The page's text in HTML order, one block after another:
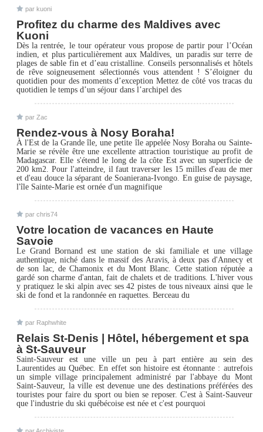
par kuoni
Profitez du charme des Maldives avec
Kuoni
Dès la rentrée, le tour opérateur vous propose de partir pour l’Océan
indien, et plus particulièrement aux Maldives, un paradis sur terre de
plages de sable fin et d’eau cristalline. Conseils personnalisés et hôtels
de rêve soigneusement sélectionnés vous attendent ! S’éloigner du
quotidien pour des moments d’exception Mettez de côté vos tracas du
quotidien le temps d’un séjour dans l’archipel des
par Zac
Rendez-vous à Nosy Boraha!
À l'Est de la Grande île, une petite île appelée Nosy Boraha ou Sainte-
Marie se révèle être une excellente attraction touristique au profit de
Madagascar. Elle s'étend le long de la côte Est avec un superficie de
200 km2. Pour l'atteindre, il faut traverser les 15 milles d'eau de mer
et d'eau douce la séparant de Soanierana-Ivongo. En guise de paysage,
l'île Sainte-Marie est ornée d'un magnifique
par chris74
Votre location de vacances en Haute
Savoie
Le Grand Bornand est une station de ski familiale et une village
authentique, niché dans le massif des Aravis, à deux pas d'Annecy et
de son lac, de Chamonix et du Mont Blanc. Cette station réputée a
gardé son charme d'antan, fait de chalets et de traditions. L'hiver vous
y pratiquez le ski alpin avec ses 42 pistes de tous niveaux ainsi que le
ski de fond et la randonnée en raquettes. Berceau du
par Raphwhite
Relais St-Denis | Hôtel, hébergement et spa
à St-Sauveur
Saint-Sauveur est une ville un peu à part entière au sein des
Laurentides au Québec. En effet son histoire est étonnante : autrefois
un simple village principalement administré par l'abbaye du Mont
Saint-Sauveur, la ville est devenue une des destinations préférées des
touristes pour faire du sport ou bien se reposer. C'est à Saint-Sauveur
que l'industrie du ski québécoise est née et c'est pourquoi